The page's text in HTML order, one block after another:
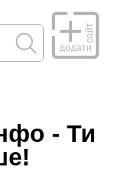
додати
сайт
- Ти